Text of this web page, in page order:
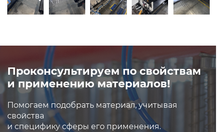
Проконсультируем по свойствам
и применению материалов!
Помогаем подобрать материал, учитывая
свойства
и специфику сферы его применения.